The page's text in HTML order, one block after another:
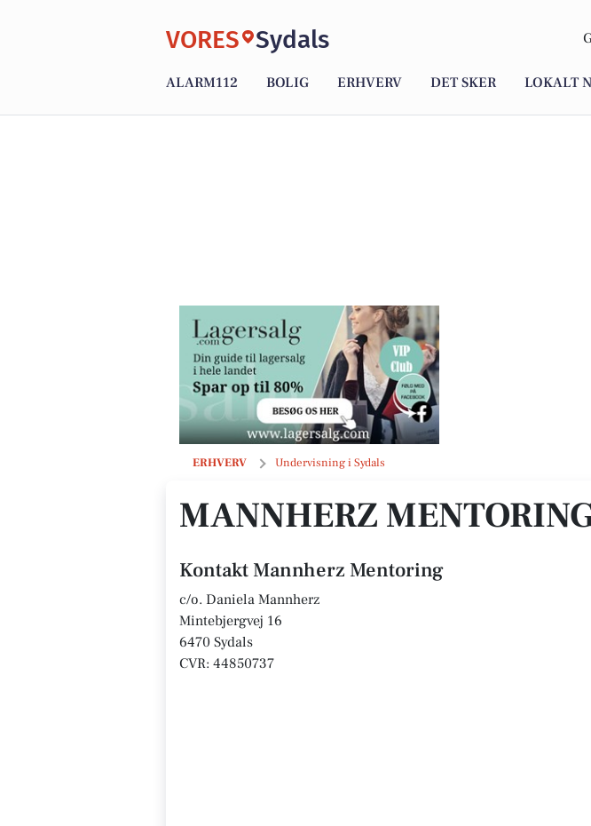
VORES Sydals
ALARM112 BOLIG ERHVERV DET SKER LOKALT
ERHVERV Undervisning i Sydals
Mannherz Mentoring
MANNHERZ
Kontakt Mannherz Mentoring
c/o. Daniela Mannherz
Mintebjergvej 16
6470 Sydals
CVR: 44850737